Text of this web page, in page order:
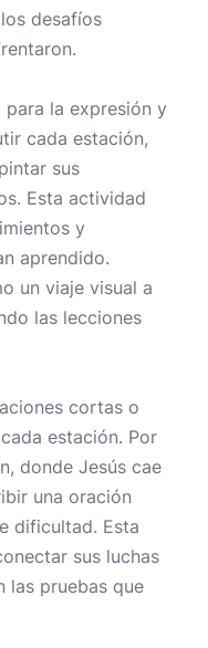
desafíos
la expresión y
cada estación,
sus
Esta actividad
y
aprendido.
un viaje visual a
las lecciones
cortas o
estación. Por
donde Jesús cae
una oración
dificultad. Esta
sus luchas
las pruebas que